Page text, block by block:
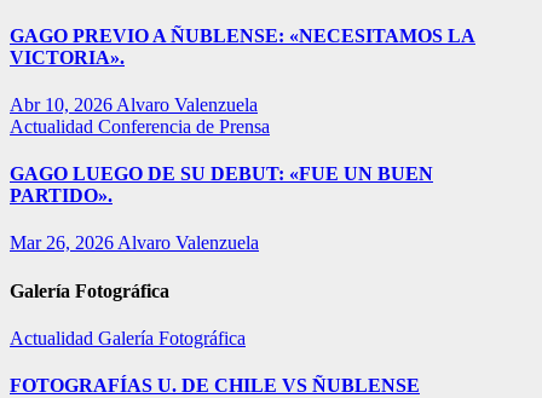
GAGO PREVIO A ÑUBLENSE: «NECESITAMOS LA
VICTORIA».
Abr 10, 2026 Alvaro Valenzuela
Actualidad Conferencia de Prensa
GAGO LUEGO DE SU DEBUT: «FUE UN BUEN
PARTIDO».
Mar 26, 2026 Alvaro Valenzuela
Galería Fotográfica
Actualidad Galería Fotográfica
FOTOGRAFÍAS U. DE CHILE VS ÑUBLENSE